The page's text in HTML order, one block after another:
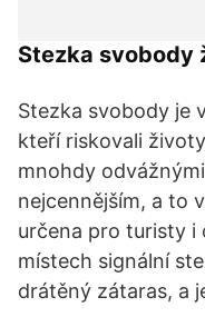
Stezka svobody
Stezka svobody je
kteří riskovali
mnohdy
nejcennějším, a to
určena pro turisty i
místech signální
drátěný zátaras, a